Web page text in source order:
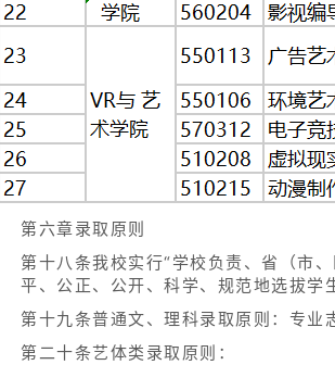
第六章录取原则
第十八条我校实行“学校负责、省（市
平、公正、公开、科学、规范地选拔学
第十九条普通文、理科录取原则：专业
第二十条艺体类录取原则：